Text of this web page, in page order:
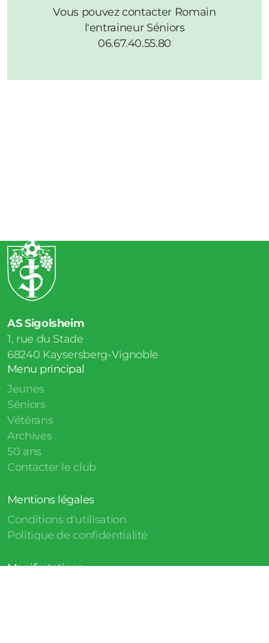
Vous pouvez contacter Romain
l'entraineur Séniors
06.67.40.55.80
AS Sigolsheim
1, rue du Stade
68240 Kaysersberg-Vignoble
Menu principal
Jeunes
Séniors
Vétérans
Archives
50 ans
Contacter le club
Mentions légales
Conditions d'utilisation
Politique de confidentialité
Manifestations